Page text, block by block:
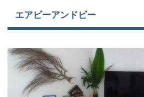
エアビーアンドビー